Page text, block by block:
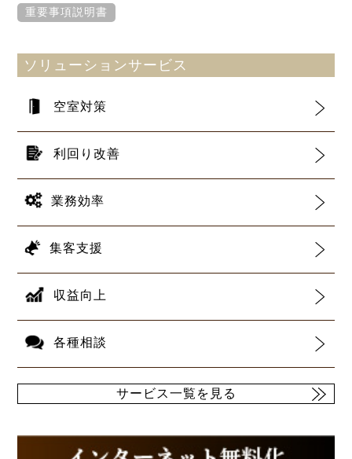
重要事項説明書
ソリューションサービス
空室対策
利回り改善
業務効率
集客支援
収益向上
各種相談
サービス一覧を見る